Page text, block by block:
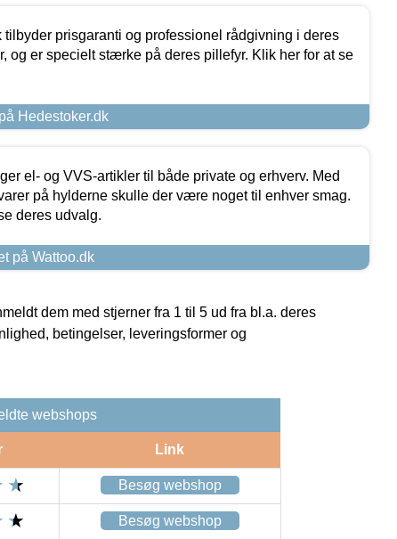
tilbyder prisgaranti og professionel rådgivning i deres
og er specielt stærke på deres pillefyr. Klik her for at se
Hedestoker.dk
el- og VVS-artikler til både private og erhverv. Med
på hylderne skulle der være noget til enhver smag.
deres udvalg.
på Wattoo.dk
dem med stjerner fra 1 til 5 ud fra bl.a. deres
betingelser, leveringsformer og
webshops
Link
Besøg webshop
Besøg webshop